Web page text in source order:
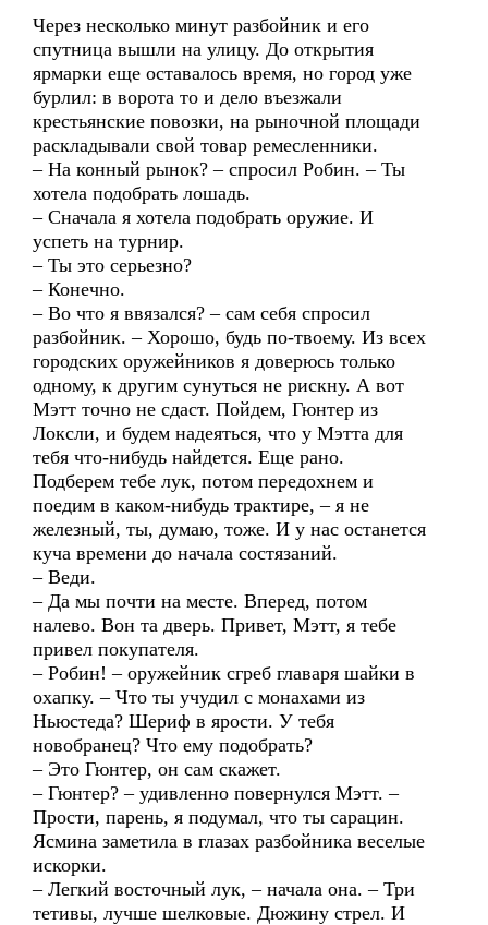
Через несколько минут разбойник и его
спутница вышли на улицу. До открытия
ярмарки еще оставалось время, но город уже
бурлил: в ворота то и дело въезжали
крестьянские повозки, на рыночной площади
раскладывали свой товар ремесленники.
– На конный рынок? – спросил Робин. – Ты
хотела подобрать лошадь.
– Сначала я хотела подобрать оружие. И
успеть на турнир.
– Ты это серьезно?
– Конечно.
– Во что я ввязался? – сам себя спросил
разбойник. – Хорошо, будь по-твоему. Из всех
городских оружейников я доверюсь только
одному, к другим сунуться не рискну. А вот
Мэтт точно не сдаст. Пойдем, Гюнтер из
Локсли, и будем надеяться, что у Мэтта для
тебя что-нибудь найдется. Еще рано.
Подберем тебе лук, потом передохнем и
поедим в каком-нибудь трактире, – я не
железный, ты, думаю, тоже. И у нас останется
куча времени до начала состязаний.
– Веди.
– Да мы почти на месте. Вперед, потом
налево. Вон та дверь. Привет, Мэтт, я тебе
привел покупателя.
– Робин! – оружейник сгреб главаря шайки в
охапку. – Что ты учудил с монахами из
Ньюстеда? Шериф в ярости. У тебя
новобранец? Что ему подобрать?
– Это Гюнтер, он сам скажет.
– Гюнтер? – удивленно повернулся Мэтт. –
Прости, парень, я подумал, что ты сарацин.
Ясмина заметила в глазах разбойника веселые
искорки.
– Легкий восточный лук, – начала она. – Три
тетивы, лучше шелковые. Дюжину стрел. И